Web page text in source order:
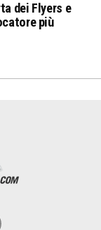
dei Flyers e
più